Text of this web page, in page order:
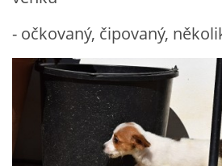
- očkovaný, čipovaný,